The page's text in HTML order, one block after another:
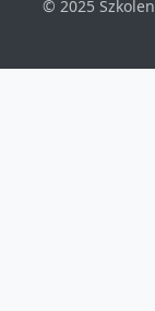
© 2025